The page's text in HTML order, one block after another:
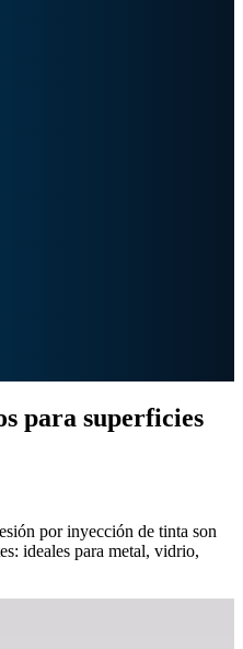
para superficies
por inyección de tinta son
ideales para metal, vidrio,